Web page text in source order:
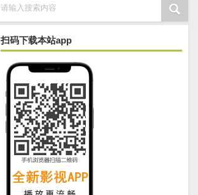
请输入搜索内容
扫码下载本站app